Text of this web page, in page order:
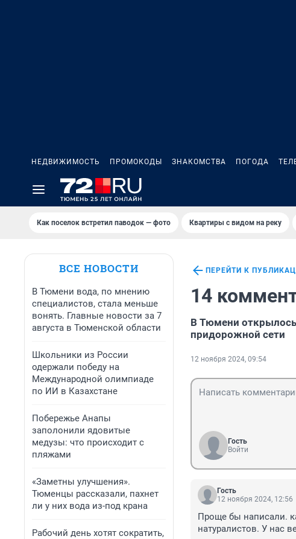
НЕДВИЖИМОСТЬ ПРОМОКОДЫ ЗНАКОМСТВА ПОГОДА
Как поселок встретил паводок — фото Квартиры с видом на реку
ВСЕ НОВОСТИ
В Тюмени вода, по мнению
специалистов, стала меньше
вонять. Главные новости за 7
августа в Тюменской области
Школьники из России
одержали победу на
Международной олимпиаде
по ИИ в Казахстане
Побережье Анапы
заполонили ядовитые
медузы: что происходит с
пляжами
«Заметны улучшения».
Тюменцы рассказали, пахнет
ли у них вода из-под крана
Рабочий день хотят сократить,
ПЕРЕЙТИ К
14
В Тюмени открылось
придорожной сети
12 ноября 2024, 09:54
Гость
Войти
Гость
12 ноября 2024, 12:56
Проще бы написали.
натуралистов. У нас